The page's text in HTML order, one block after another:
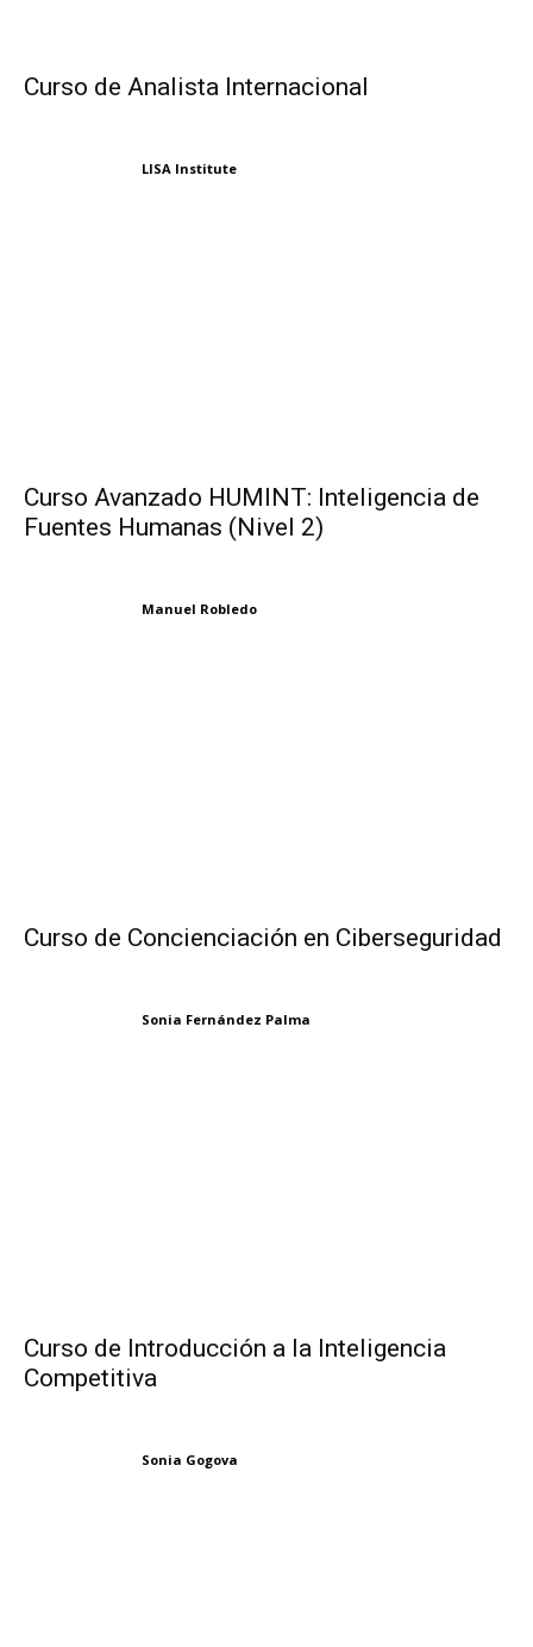
Curso de Analista Internacional
LISA Institute
Curso Avanzado HUMINT: Inteligencia de
Fuentes Humanas (Nivel 2)
Manuel Robledo
Curso de Concienciación en Ciberseguridad
Sonia Fernández Palma
Curso de Introducción a la Inteligencia
Competitiva
Sonia Gogova